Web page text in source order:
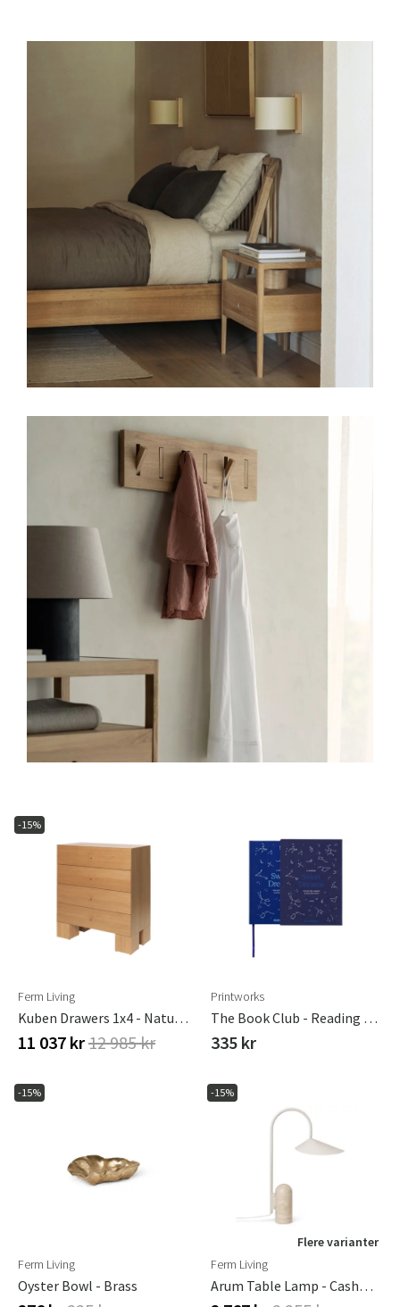
Danmark
Suomi
-15%
Ferm Living
Kuben Drawers 1x4 - Natural Oak Veneer
11 037 kr12 985 kr
Printworks
The Book Club - Reading Journal
335 kr
-15%
Ferm Living
Oyster Bowl - Brass
-15%
Flere varianter
Ferm Living
Arum Table Lamp - Cashmere